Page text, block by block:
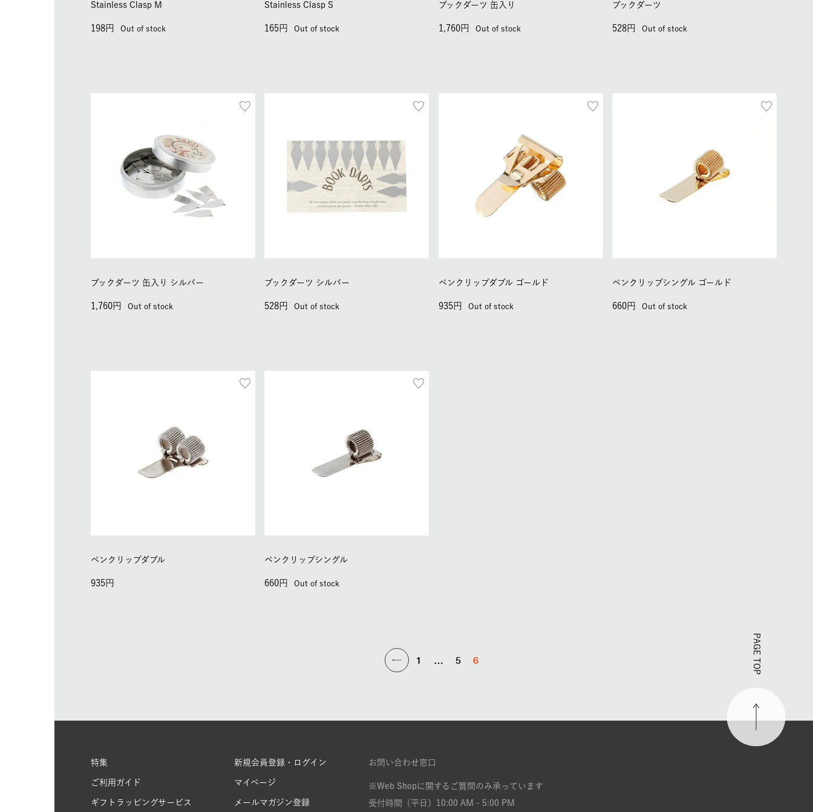
Stainless Clasp M
198 Out of stock
Stainless Clasp S
165 Out of stock
ブックダーツ 缶入り
1,760 Out of stock
ブックダーツ
528 Out of stock
ブックダーツ 缶入り シルバー
1,760 Out of stock
ブックダーツ シルバー
528 Out of stock
ペンクリップダブル ゴールド
935 Out of stock
ペンクリップシングル ゴールド
660 Out of stock
ペンクリップダブル
935
ペンクリップシングル
660 Out of stock
1 5 6 PAGE TOP
特集
ご利用ガイド
ギフトラッピングサービス
新規会員登録・ログイン
マイページ
メールマガジン登録
お問い合わせ窓口
※Web Shopに関するご質問のみ承っています
受付時間（平日）10:00 AM - 5:00 PM